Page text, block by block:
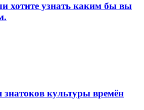
хотите узнать каким бы вы
знатоков культуры времён